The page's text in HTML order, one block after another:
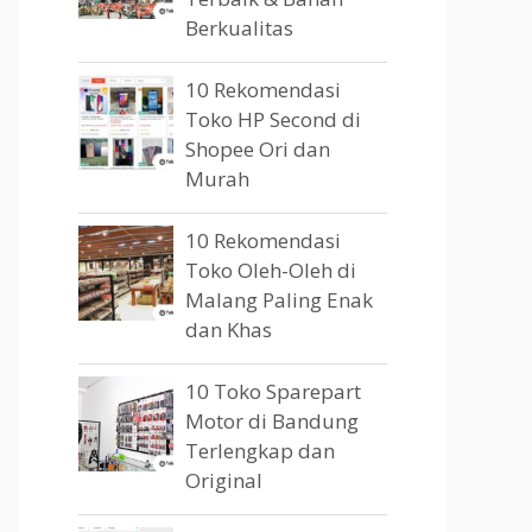
Berkualitas
10 Rekomendasi
Toko HP Second di
Shopee Ori dan
Murah
10 Rekomendasi
Toko Oleh-Oleh di
Malang Paling Enak
dan Khas
10 Toko Sparepart
Motor di Bandung
Terlengkap dan
Original